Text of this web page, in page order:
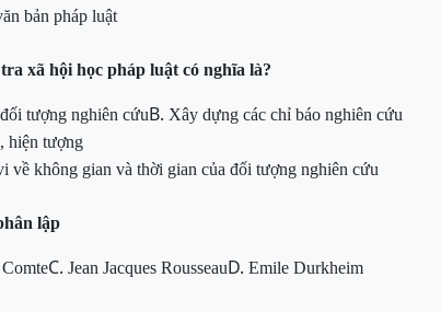
bản pháp luật
xã hội học pháp luật có nghĩa là?
tượng nghiên cứuB. Xây dựng các chỉ báo nghiên cứu
hiện tượng
về không gian và thời gian của đối tượng nghiên cứu
lập
C. Jean Jacques RousseauD. Emile Durkheim